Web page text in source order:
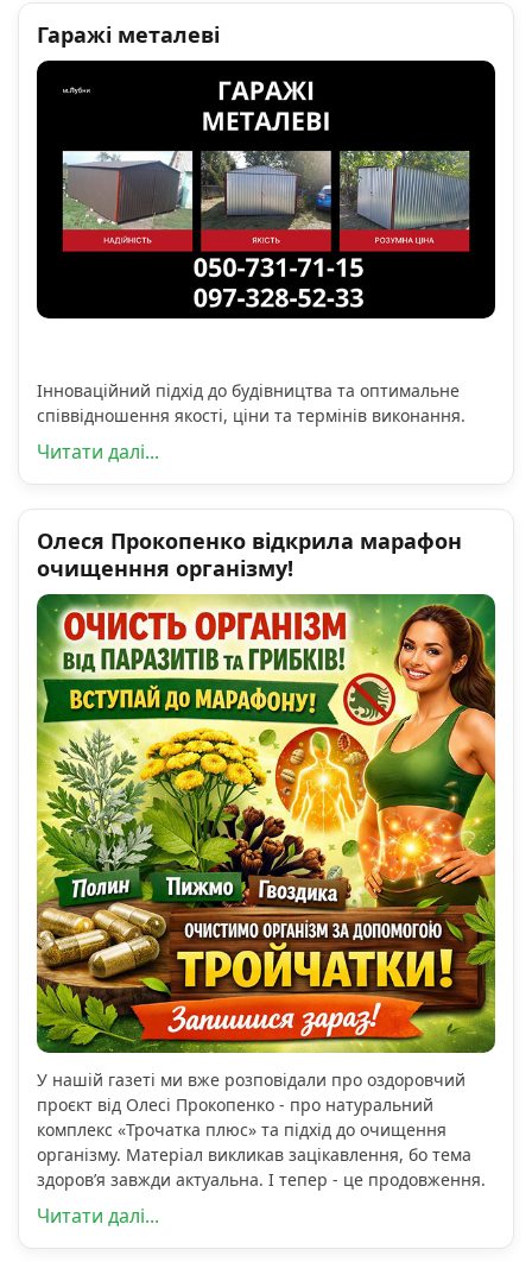
Гаражі металеві
Інноваційний підхід до будівництва та оптимальне
співвідношення якості, ціни та термінів виконання.
Читати далі...
Олеся Прокопенко відкрила марафон
очищенння організму!
У нашій газеті ми вже розповідали про оздоровчий
проєкт від Олесі Прокопенко - про натуральний
комплекс «Трочатка плюс» та підхід до очищення
організму. Матеріал викликав зацікавлення, бо тема
здоров’я завжди актуальна. І тепер - це продовження.
Читати далі...